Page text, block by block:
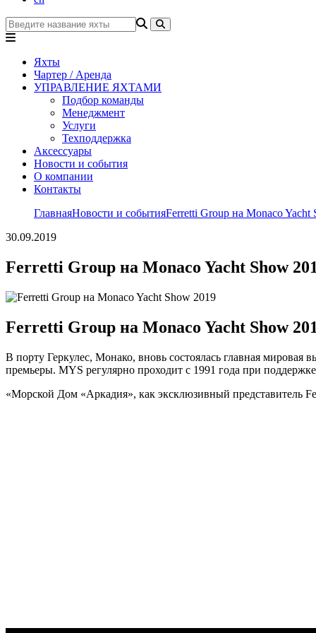
Яхты
Чартер / Аренда
УПРАВЛЕНИЕ ЯХТАМИ
Подбор команды
Менеджмент
Услуги
Техподдержка
Аксессуары
Новости и события
О компании
Контакты
ГлавнаяНовости и событияFerretti Group на Monaco Yacht
30.09.2019
Ferretti Group на Monaco Yacht Show
Ferretti Group на Monaco Yacht Show
В порту Геркулес, Монако, вновь состоялась главная
премьеры. MYS регулярно проходит с 1991 года при
«Морской Дом «Аркадия», как эксклюзивный представитель